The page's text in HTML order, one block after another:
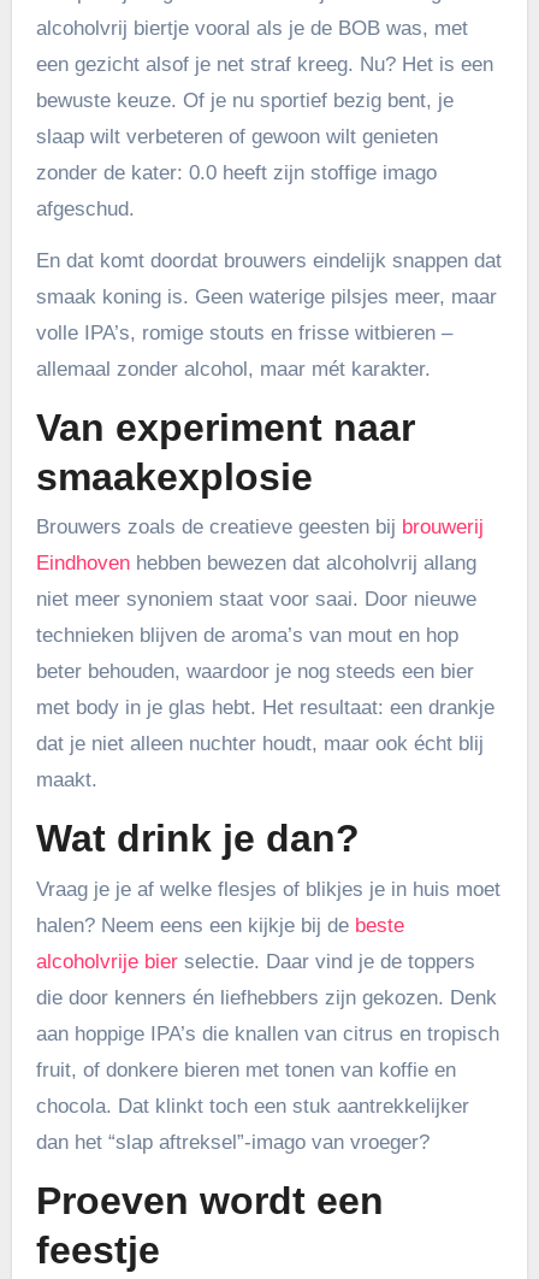
alcoholvrij biertje vooral als je de BOB was, met
een gezicht alsof je net straf kreeg. Nu? Het is een
bewuste keuze. Of je nu sportief bezig bent, je
slaap wilt verbeteren of gewoon wilt genieten
zonder de kater: 0.0 heeft zijn stoffige imago
afgeschud.
En dat komt doordat brouwers eindelijk snappen dat
smaak koning is. Geen waterige pilsjes meer, maar
volle IPA’s, romige stouts en frisse witbieren –
allemaal zonder alcohol, maar mét karakter.
Van experiment naar
smaakexplosie
Brouwers zoals de creatieve geesten bij brouwerij
Eindhovenhebben bewezen dat alcoholvrij allang
niet meer synoniem staat voor saai. Door nieuwe
technieken blijven de aroma’s van mout en hop
beter behouden, waardoor je nog steeds een bier
met body in je glas hebt. Het resultaat: een drankje
dat je niet alleen nuchter houdt, maar ook écht blij
maakt.
Wat drink je dan?
Vraag je je af welke flesjes of blikjes je in huis moet
halen? Neem eens een kijkje bij de beste
alcoholvrije bierselectie. Daar vind je de toppers
die door kenners én liefhebbers zijn gekozen. Denk
aan hoppige IPA’s die knallen van citrus en tropisch
fruit, of donkere bieren met tonen van koffie en
chocola. Dat klinkt toch een stuk aantrekkelijker
dan het “slap aftreksel”-imago van vroeger?
Proeven wordt een
feestje